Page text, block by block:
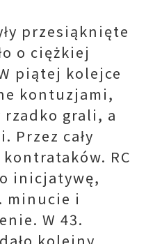
przesiąknięte
o ciężkiej
piątej kolejce
kontuzjami,
grali, a
Przez cały
RC
inicjatywę,
minucie i
W 43.